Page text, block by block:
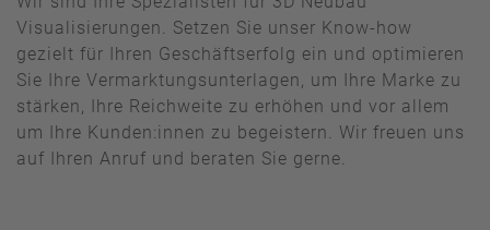
Visualisierungen. Setzen Sie unser Know-how
gezielt für Ihren Geschäftserfolg ein und optimieren
Sie Ihre Vermarktungsunterlagen, um Ihre Marke zu
stärken, Ihre Reichweite zu erhöhen und vor allem
um Ihre Kunden:innen zu begeistern. Wir freuen uns
auf Ihren Anruf und beraten Sie gerne.